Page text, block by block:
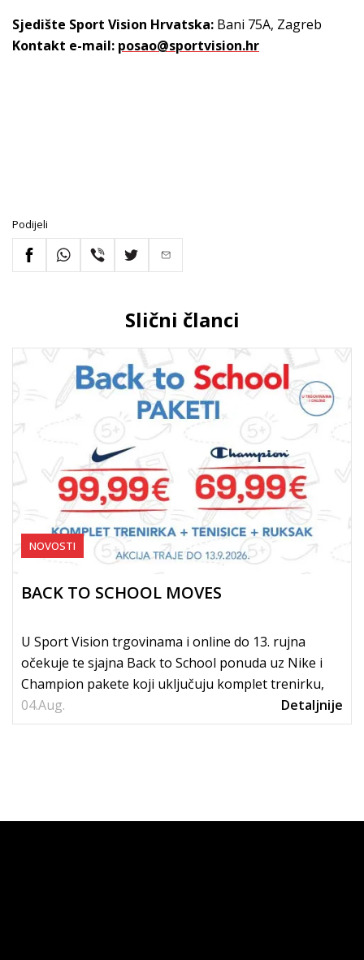
Sjedište Sport Vision Hrvatska: Bani 75A, Zagreb
Kontakt e-mail: posao@sportvision.hr
Podijeli
Slični članci
04.Aug.
NOVOSTI
BACK TO SCHOOL MOVES
U Sport Vision trgovinama i online do 13. rujna
očekuje te sjajna Back to School ponuda uz Nike i
Champion pakete koji uključuju komplet trenirku,
tenisice i...
Detaljnije